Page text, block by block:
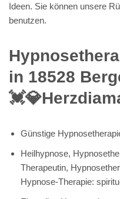
Ideen. Sie können unsere
benutzen.
in 18528
Günstige
Heilhypnose,
Therapeutin,
Hypnose-Therapie: